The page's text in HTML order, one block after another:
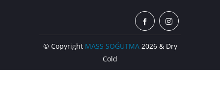
© CopyrightMASS SOĞUTMA2026 & Dry
Cold